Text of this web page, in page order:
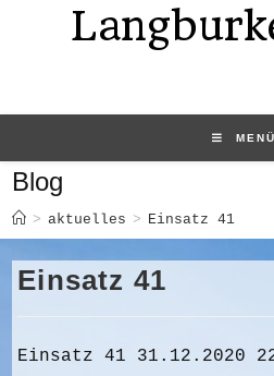
MENÜ
Blog
> aktuelles > Einsatz 41
Einsatz 41
Einsatz 41 31.12.2020